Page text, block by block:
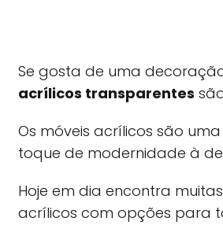
Se gosta de uma
acrílicos transparentes
Os móveis acrílicos são
toque de modernidade à
Hoje em dia encontra
acrílicos com opções para